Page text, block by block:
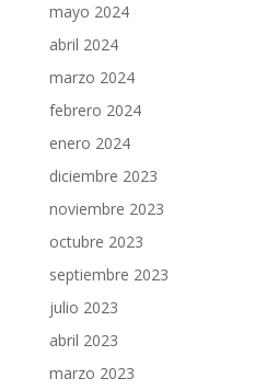
mayo 2024
abril 2024
marzo 2024
febrero 2024
enero 2024
diciembre 2023
noviembre 2023
octubre 2023
septiembre 2023
julio 2023
abril 2023
marzo 2023